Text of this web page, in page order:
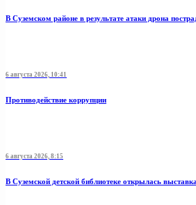
В Суземском районе в результате атаки дрона
6 августа 2026, 10:41
Противодействие коррупции
6 августа 2026, 8:15
В Суземской детской библиотеке открылась